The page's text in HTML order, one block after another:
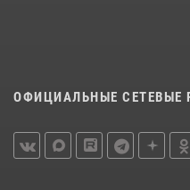
ОФИЦИАЛЬНЫЕ СЕТЕВЫЕ